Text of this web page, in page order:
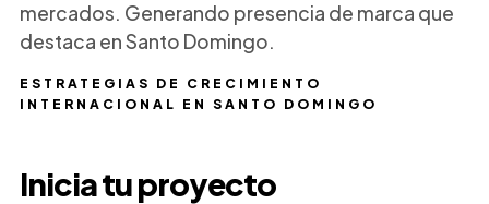
ESTRATEGIAS DE CRECIMIENTO
INTERNACIONAL EN SANTO DOMINGO
mercados. Generando presencia de marca que
destaca en Santo Domingo.
Inicia tu proyecto